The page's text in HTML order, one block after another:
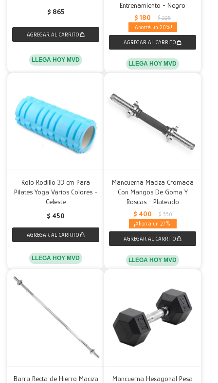
$ 865
LLEGA HOY MVD
Entrenamiento - Negro
$ 180 $ 225
20
LLEGA HOY MVD
Rolo Rodillo 33 cm Para
Pilates Yoga Varios Colores -
Celeste
$ 450
LLEGA HOY MVD
Mancuerna Maciza Cromada
Con Mangos De Goma Y
Roscas - Plateado
$ 400 $ 550
27
LLEGA HOY MVD
Barra Recta de Hierro Maciza
Mancuerna Hexagonal Pesa